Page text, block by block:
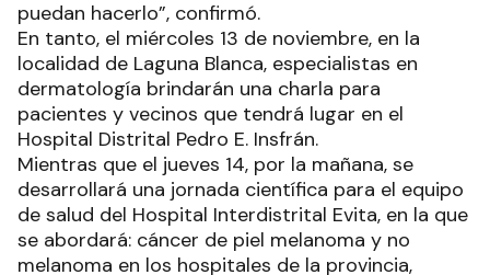
puedan hacerlo”, confirmó.
En tanto, el miércoles 13 de noviembre, en la
localidad de Laguna Blanca, especialistas en
dermatología brindarán una charla para
pacientes y vecinos que tendrá lugar en el
Hospital Distrital Pedro E. Insfrán.
Mientras que el jueves 14, por la mañana, se
desarrollará una jornada científica para el equipo
de salud del Hospital Interdistrital Evita, en la que
se abordará: cáncer de piel melanoma y no
melanoma en los hospitales de la provincia,